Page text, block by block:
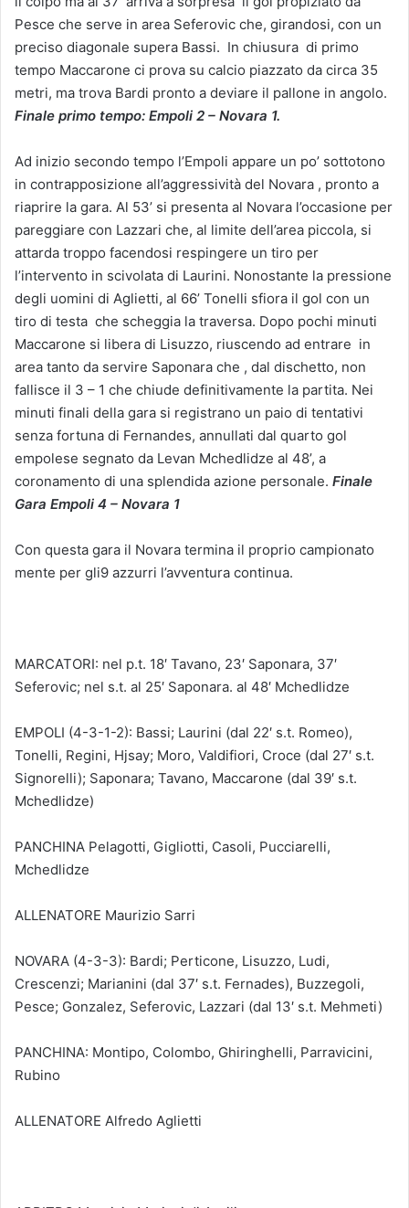
Pesce che serve in area Seferovic che, girandosi, con un
preciso diagonale supera Bassi. In chiusura di primo
tempo Maccarone ci prova su calcio piazzato da circa 35
metri, ma trova Bardi pronto a deviare il pallone in angolo.
Finale primo tempo: Empoli 2 – Novara 1.
Ad inizio secondo tempo l’Empoli appare un po’ sottotono
in contrapposizione all’aggressività del Novara , pronto a
riaprire la gara. Al 53’ si presenta al Novara l’occasione per
pareggiare con Lazzari che, al limite dell’area piccola, si
attarda troppo facendosi respingere un tiro per
l’intervento in scivolata di Laurini. Nonostante la pressione
degli uomini di Aglietti, al 66’ Tonelli sfiora il gol con un
tiro di testa che scheggia la traversa. Dopo pochi minuti
Maccarone si libera di Lisuzzo, riuscendo ad entrare in
area tanto da servire Saponara che , dal dischetto, non
fallisce il 3 – 1 che chiude definitivamente la partita. Nei
minuti finali della gara si registrano un paio di tentativi
senza fortuna di Fernandes, annullati dal quarto gol
empolese segnato da Levan Mchedlidze al 48’, a
coronamento di una splendida azione personale. Finale
Gara Empoli 4 – Novara 1
Con questa gara il Novara termina il proprio campionato
mente per gli9 azzurri l’avventura continua.
MARCATORI: nel p.t. 18′ Tavano, 23′ Saponara, 37′
Seferovic; nel s.t. al 25′ Saponara. al 48′ Mchedlidze
EMPOLI (4-3-1-2): Bassi; Laurini (dal 22′ s.t. Romeo),
Tonelli, Regini, Hjsay; Moro, Valdifiori, Croce (dal 27′ s.t.
Signorelli); Saponara; Tavano, Maccarone (dal 39′ s.t.
Mchedlidze)
PANCHINA Pelagotti, Gigliotti, Casoli, Pucciarelli,
Mchedlidze
ALLENATORE Maurizio Sarri
NOVARA (4-3-3): Bardi; Perticone, Lisuzzo, Ludi,
Crescenzi; Marianini (dal 37′ s.t. Fernades), Buzzegoli,
Pesce; Gonzalez, Seferovic, Lazzari (dal 13′ s.t. Mehmeti)
PANCHINA: Montipo, Colombo, Ghiringhelli, Parravicini,
Rubino
ALLENATORE Alfredo Aglietti